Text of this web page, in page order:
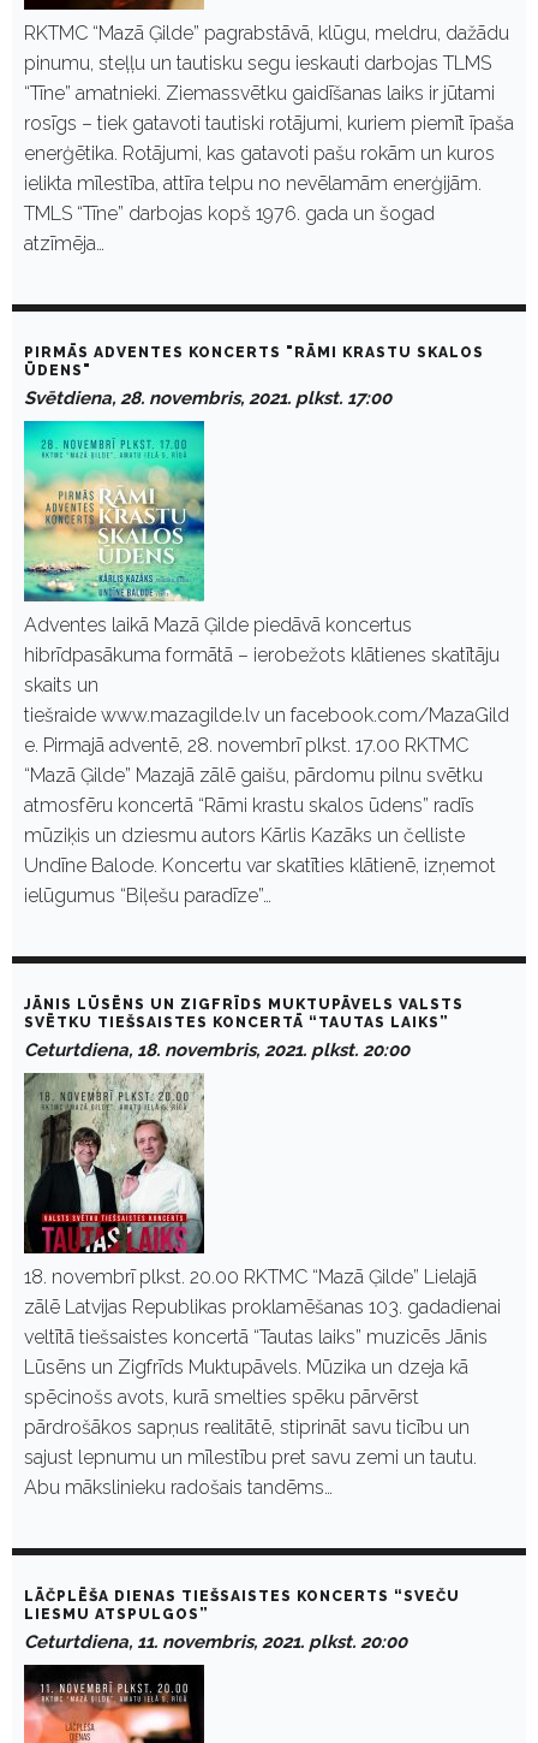
RKTMC “Mazā Ģilde” pagrabstāvā, klūgu, meldru, dažādu
pinumu, steļļu un tautisku segu ieskauti darbojas TLMS
“Tīne” amatnieki. Ziemassvētku gaidīšanas laiks ir jūtami
rosīgs – tiek gatavoti tautiski rotājumi, kuriem piemīt īpaša
enerģētika. Rotājumi, kas gatavoti pašu rokām un kuros
ielikta mīlestība, attīra telpu no nevēlamām enerģijām.
TMLS “Tīne” darbojas kopš 1976. gada un šogad
atzīmēja…
PIRMĀS ADVENTES KONCERTS "RĀMI KRASTU SKALOS
ŪDENS"
Svētdiena, 28. novembris, 2021. plkst. 17:00
Adventes laikā Mazā Ģilde piedāvā koncertus
hibrīdpasākuma formātā – ierobežots klātienes skatītāju
skaits un
tiešraide www.mazagilde.lv un facebook.com/MazaGild
e. Pirmajā adventē, 28. novembrī plkst. 17.00 RKTMC
“Mazā Ģilde” Mazajā zālē gaišu, pārdomu pilnu svētku
atmosfēru koncertā “Rāmi krastu skalos ūdens” radīs
mūziķis un dziesmu autors Kārlis Kazāks un čelliste
Undīne Balode. Koncertu var skatīties klātienē, izņemot
ielūgumus “Biļešu paradīze”…
JĀNIS LŪSĒNS UN ZIGFRĪDS MUKTUPĀVELS VALSTS
SVĒTKU TIEŠSAISTES KONCERTĀ “TAUTAS LAIKS”
Ceturtdiena, 18. novembris, 2021. plkst. 20:00
18. novembrī plkst. 20.00 RKTMC “Mazā Ģilde” Lielajā
zālē Latvijas Republikas proklamēšanas 103. gadadienai
veltītā tiešsaistes koncertā “Tautas laiks” muzicēs Jānis
Lūsēns un Zigfrīds Muktupāvels. Mūzika un dzeja kā
spēcinošs avots, kurā smelties spēku pārvērst
pārdrošākos sapņus realitātē, stiprināt savu ticību un
sajust lepnumu un mīlestību pret savu zemi un tautu.
Abu mākslinieku radošais tandēms…
LĀČPLĒŠA DIENAS TIEŠSAISTES KONCERTS “SVEČU
LIESMU ATSPULGOS”
Ceturtdiena, 11. novembris, 2021. plkst. 20:00